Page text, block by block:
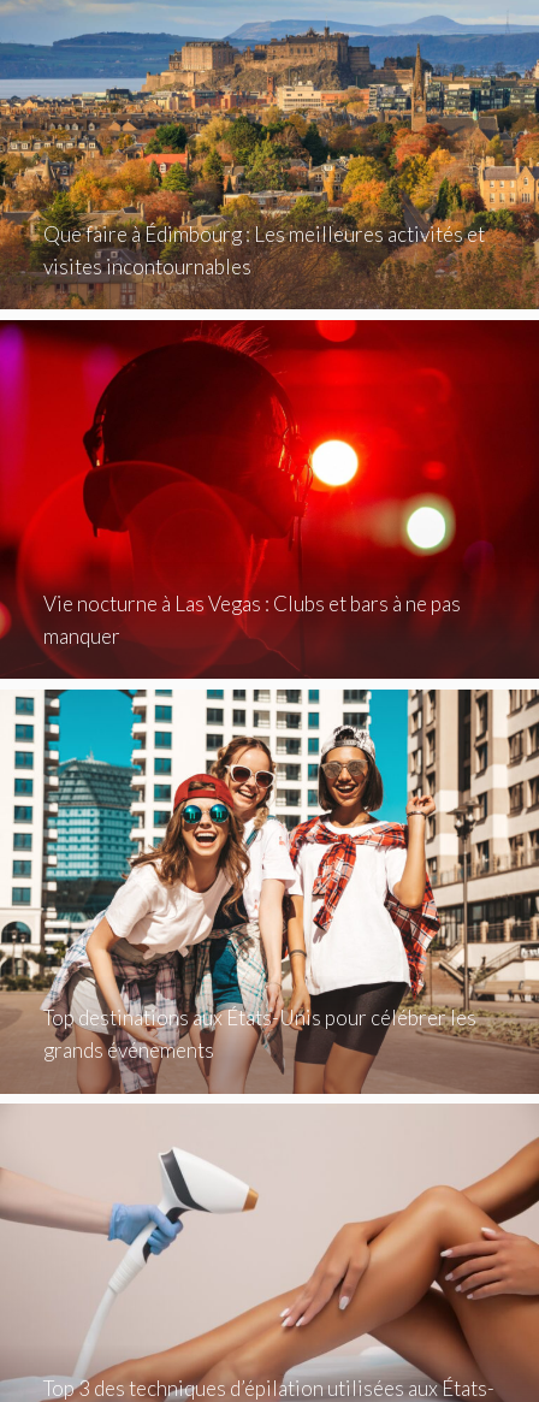
Que faire à Édimbourg : Les meilleures activités et
visites incontournables
Vie nocturne à Las Vegas : Clubs et bars à ne pas
manquer
Top destinations aux États-Unis pour célébrer les
grands événements
Top 3 des techniques d’épilation utilisées aux États-